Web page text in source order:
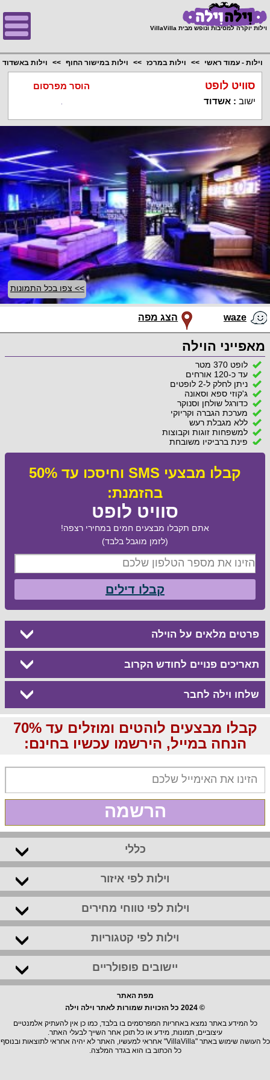
וילות יוקרה למסיבות ונופש מבית VillaVilla
וילות - עמוד ראשי וילות במרכז וילות במישור החוף וילות באשדוד
סוויט לופט
ישוב :אשדוד
הוסר מפרסום
>> צפו בכל התמונות
waze הצג מפה
מאפייני הוילה
לופט 370 מטר
עד כ-120 אורחים
ניתן לחלק ל-2 לופטים
ג'קוזי ספא וסאונה
כדורגל שולחן וסנוקר
מערכת הגברה וקריוקי
ללא מגבלת רעש
למשפחות זוגות וקבוצות
פינת ברביקיו משובחת
קבלו מבצעי SMS וחיסכו עד 50%
בהזמנת:
סוויט לופט
אתם תקבלו מבצעים חמים במחירי רצפה!
(לזמן מוגבל בלבד)
קבלו דילים
פרטים מלאים על הוילה
תאריכים פנויים לחודש הקרוב
שלחו וילה לחבר
קבלו מבצעים לוהטים ומוזלים עד 70%
הנחה במייל, הירשמו עכשיו בחינם:
הרשמה
כללי
וילות לפי איזור
וילות לפי טווחי מחירים
וילות לפי קטגוריות
יישובים פופולריים
מפת האתר
© 2024 כל הזכויות שמורות לאתר וילה וילה
כל המידע באתר נמצא באחריות המפרסמים בו בלבד, כמו כן אין להעתיק אלמנטיים
עיצוביים, תמונות, מידע או כל תוכן אחר השייך לבעלי האתר.
כל העושה שימוש באתר "VillaVilla" אחראי למעשיו, האתר לא יהיה אחראי לתוצאות ובנוסף
כל הכתוב בו הוא בגדר המלצה.